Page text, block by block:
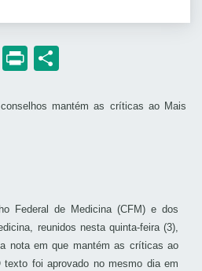
Email
Print
Federal de Medicina (CFM) e dos
reunidos nesta quinta-feira (3),
nota em que mantém as críticas ao
foi aprovado no mesmo dia em